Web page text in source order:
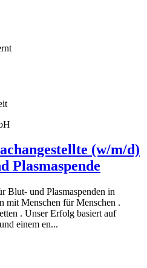
(w/m/d)
Plasmaspende
Blut- und Plasmaspenden in
mit Menschen für Menschen .
. Unser Erfolg basiert auf
einem en...